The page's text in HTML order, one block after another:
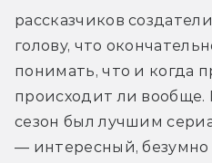
рассказчиков
голову, что
понимать, что и когда
происходит ли
сезон был лучшим
— интересный, безумно